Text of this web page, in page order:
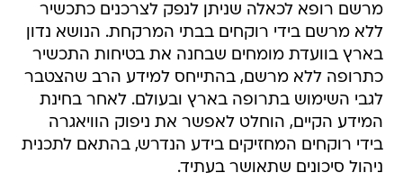
מרשם רופא לכאלה שניתן לנפק לצרכנים כתכשיר
ללא מרשם בידי רוקחים בבתי המרקחת. הנושא נדון
בארץ בוועדת מומחים שבחנה את בטיחות התכשיר
כתרופה ללא מרשם, בהתייחס למידע הרב שהצטבר
לגבי השימוש בתרופה בארץ ובעולם. לאחר בחינת
המידע הקיים, הוחלט לאפשר את ניפוק הוויאגרה
בידי רוקחים המחזיקים בידע הנדרש, בהתאם לתכנית
ניהול סיכונים שתאושר בעתיד.